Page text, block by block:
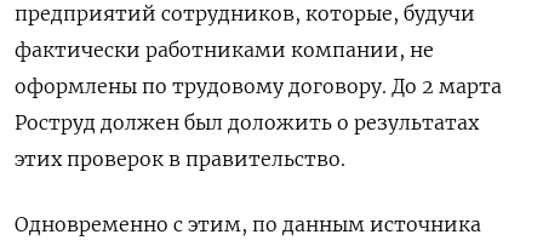
предприятий сотрудников, которые, будучи
фактически работниками компании, не
оформлены по трудовому договору. До 2 марта
Роструд должен был доложить о результатах
этих проверок в правительство.
Одновременно с этим, по данным источника